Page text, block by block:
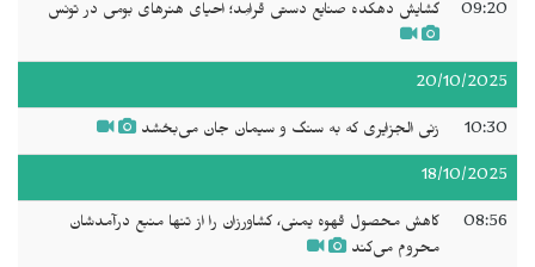
09:20 گشایش دهکده صنایع دستی قرامِد؛ احیای هنرهای بومی در تونس
20/10/2025
10:30 زنی الجزایری که به سنگ و سیمان جان می‌بخشد
18/10/2025
08:56
کاهش محصول قهوه یمنی، کشاورزان را از تنها منبع درآمدشان
محروم می‌کند